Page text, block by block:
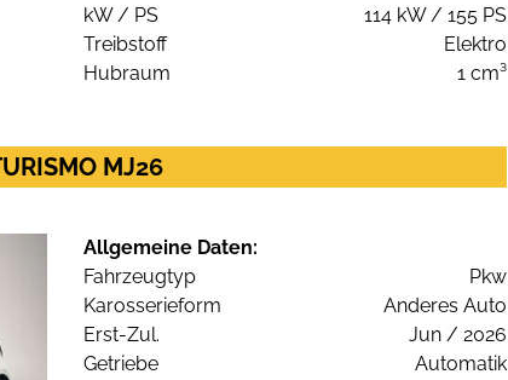
kW / PS
114 kW / 155 PS
Treibstoff
Elektro
Hubraum
1 cm³
MJ26
Allgemeine Daten:
Fahrzeugtyp
Pkw
Karosserieform
Anderes Auto
Erst-Zul.
Jun / 2026
Getriebe
Automatik